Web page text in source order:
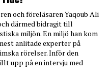
och föreläsaren Yaqoub Ali
därmed bidragit till
miljön. En miljö han kom
anlitade experter på
rörelser. Inför den
upp på en intervju med